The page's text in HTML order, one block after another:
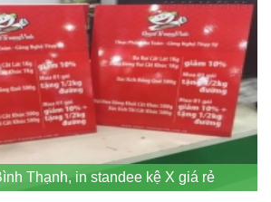
Thạnh, in standee kệ X giá rẻ